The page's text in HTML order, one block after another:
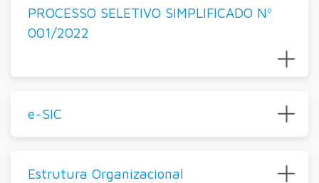
PROCESSO SELETIVO SIMPLIFICADO Nº
001/2022
e-SIC
Estrutura Organizacional